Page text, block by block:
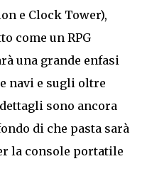
e Clock Tower),
come un RPG
una grande enfasi
navi e sugli oltre
sono ancora
di che pasta sarà
la console portatile